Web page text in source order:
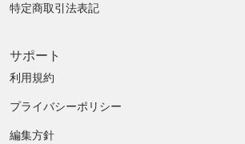
特定商取引法表記
サポート
利用規約
プライバシーポリシー
編集方針